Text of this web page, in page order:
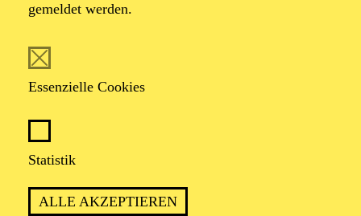
gemeldet werden.
Essenzielle Cookies
Statistik
ALLE AKZEPTIEREN
TICKETS
25,00€
Abo 10: Philharmonie Debüt
AALTO MUSIKTHEATER
Sonntag
02.05.2027
11:00 - 12:00